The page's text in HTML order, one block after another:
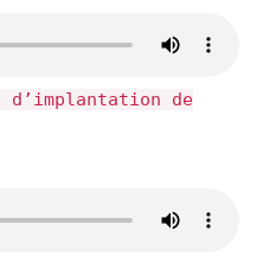
de